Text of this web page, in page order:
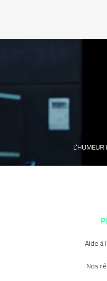
Aide à
Nos